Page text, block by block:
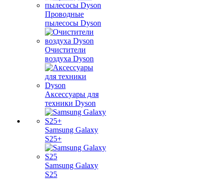
Проводные
пылесосы Dyson
Очистители
воздуха Dyson
Аксессуары для
техники Dyson
Samsung Galaxy
S25+
Samsung Galaxy
S25